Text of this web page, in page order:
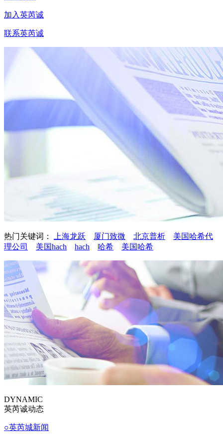
加入英芮诚
联系英芮诚
热门关键词： 上海龙跃 厦门致微 北京普析
美国哈希代
理公司
美国hach hach 哈希 美国哈希
DYNAMIC
英芮诚动态
○英芮城新闻